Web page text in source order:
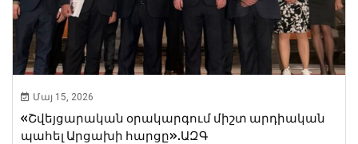
Մայ 15, 2026
«Շվեյցարական օրակարգում միշտ արդիական
պահել Արցախի հարցը».ԱԶԳ